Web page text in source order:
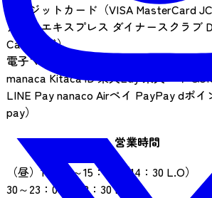
クレジットカード（VISA MasterCard
カン・エキスプレス ダイナースクラブ
Card 銀聯）
電子マネー（Suica PASMO ICOCA はや
manaca Kitaca iD 楽天Edy 楽天ペイ
LINE Pay nanaco Airペイ PayPay dポイ
pay）
営業時間
（昼）11：30～15：00 （14：30 L.O）
30～23：00 （22：30 L.O）